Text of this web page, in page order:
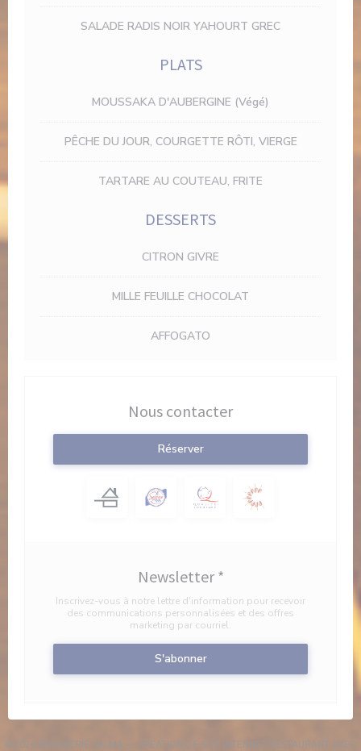
SALADE RADIS NOIR YAHOURT GREC
PLATS
MOUSSAKA D'AUBERGINE (Végé)
PÊCHE DU JOUR, COURGETTE RÔTI, VIERGE
TARTARE AU COUTEAU, FRITE
DESSERTS
CITRON GIVRE
MILLE FEUILLE CHOCOLAT
AFFOGATO
Nous contacter
Réserver
Newsletter*
Inscrivez-vous à notre lettre d'information pour recevoir
des communications personnalisées et des offres
marketing par courriel.
S'abonner
© 2026 BRASSERIE VALMA — CRÉATION DE SITE INTERNET RESTAURANT AVEC